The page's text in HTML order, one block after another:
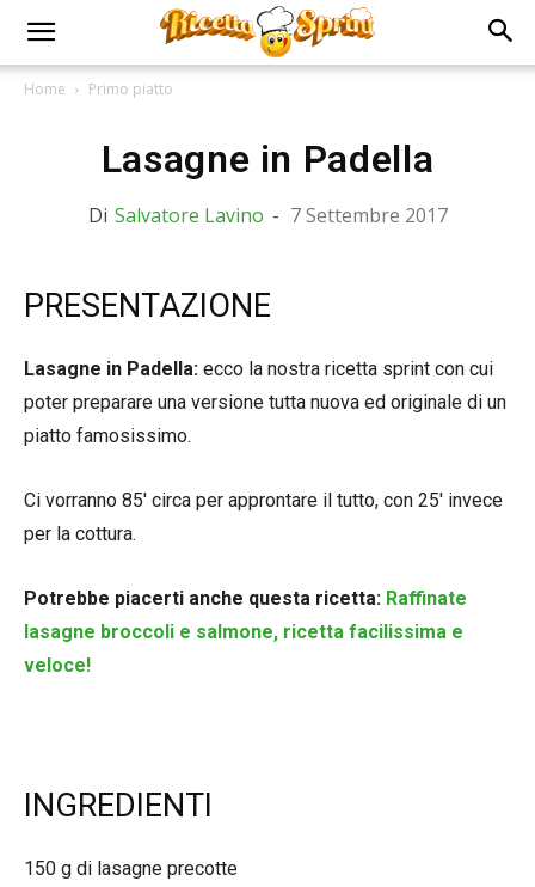
Home Primo piatto
Lasagne in Padella
Di Salvatore Lavino - 7 Settembre 2017
PRESENTAZIONE
Lasagne in Padella: ecco la nostra ricetta sprint con cui
poter preparare una versione tutta nuova ed originale di un
piatto famosissimo.
Ci vorranno 85′ circa per approntare il tutto, con 25′ invece
per la cottura.
Potrebbe piacerti anche questa ricetta: Raffinate
lasagne broccoli e salmone, ricetta facilissima e
veloce!
INGREDIENTI
150 g di lasagne precotte